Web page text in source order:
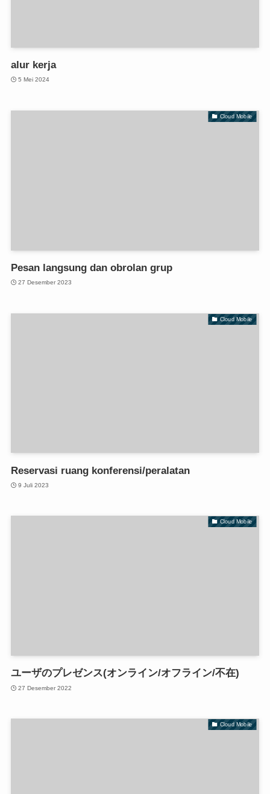
alur kerja
5 Mei 2024
Cloud Mobile
Pesan langsung dan obrolan grup
27 Desember 2023
Cloud Mobile
Reservasi ruang konferensi/peralatan
9 Juli 2023
Cloud Mobile
ユーザのプレゼンス(オンライン/オフライン/不在)
27 Desember 2022
Cloud Mobile